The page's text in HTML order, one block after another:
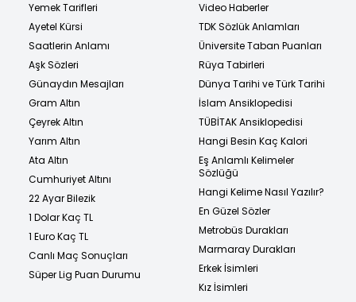
Yemek Tarifleri
Ayetel Kürsi
Saatlerin Anlamı
Aşk Sözleri
Günaydın Mesajları
Gram Altın
Çeyrek Altın
Yarım Altın
Ata Altın
Cumhuriyet Altını
22 Ayar Bilezik
1 Dolar Kaç TL
1 Euro Kaç TL
Canlı Maç Sonuçları
Süper Lig Puan Durumu
Video Haberler
TDK Sözlük Anlamları
Üniversite Taban Puanları
Rüya Tabirleri
Dünya Tarihi ve Türk Tarihi
İslam Ansiklopedisi
TÜBİTAK Ansiklopedisi
Hangi Besin Kaç Kalori
Eş Anlamlı Kelimeler
Sözlüğü
Hangi Kelime Nasıl Yazılır?
En Güzel Sözler
Metrobüs Durakları
Marmaray Durakları
Erkek İsimleri
Kız İsimleri